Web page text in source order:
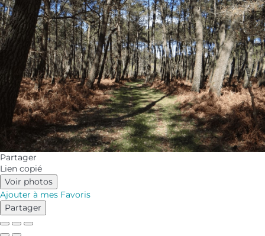
Partager
Lien copié
Voir photos
Ajouter à mes Favoris
Partager